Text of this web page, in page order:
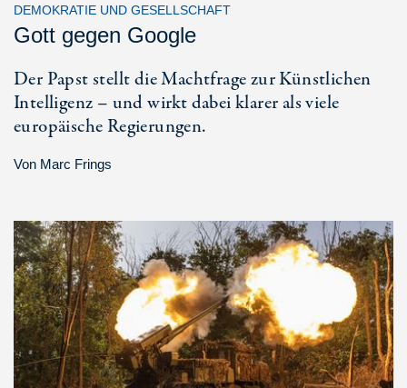
DEMOKRATIE UND GESELLSCHAFT
Gott gegen Google
Der Papst stellt die Machtfrage zur Künstlichen
Intelligenz – und wirkt dabei klarer als viele
europäische Regierungen.
Von Marc Frings